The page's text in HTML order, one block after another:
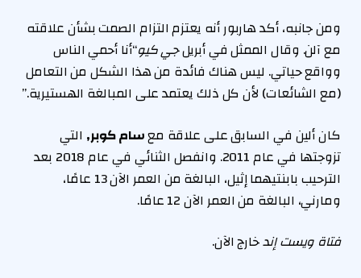
ومن جانبه، أكد هاربور أنه يعتزم التزام الصمت بشأن علاقته
مع آلن. وقال الممثل في أبريلجي كيو“أنا أحمي الناس
وواقع حياتي. ليس هناك فائدة من هذا الشكل من التعامل
(مع الشائعات) لأن كل ذلك يعتمد على المبالغة الهستيرية.”
كان ألين في السابق على علاقة معسام كوبر, التي
تزوجتها في عام 2011. وانفصل الثنائي في عام 2018 بعد
الترحيب بابنتيهما إثيل، البالغة من العمر الآن 13 عامًا،
ومارني، البالغة من العمر الآن 12 عامًا.
فتاة ويست إندخارج الآن.